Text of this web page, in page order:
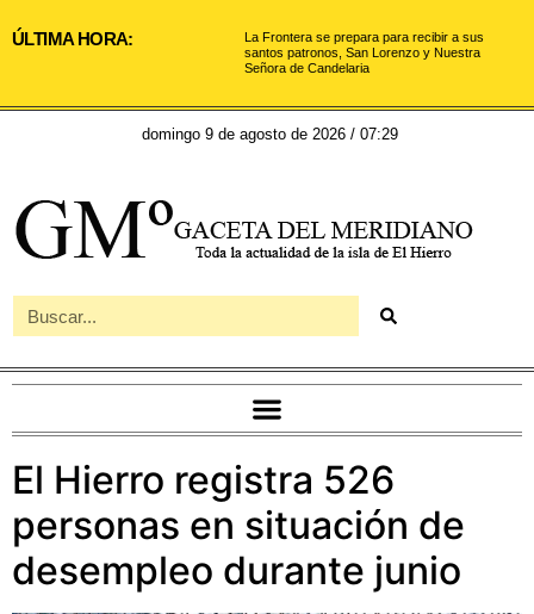
ÚLTIMA HORA:
La Frontera se prepara para recibir a sus
santos patronos, San Lorenzo y Nuestra
Señora de Candelaria
domingo 9 de agosto de 2026 / 07:29
El Hierro registra 526
personas en situación de
desempleo durante junio